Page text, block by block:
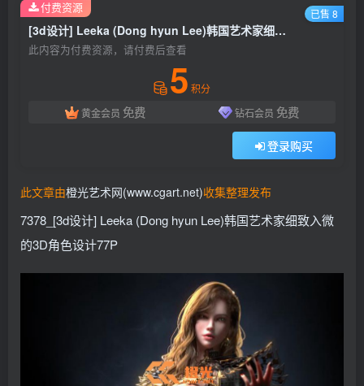
[3d设计] Leeka (Dong hyun Lee)韩国艺术家细致入微的3D角色设计77P
此内容为付费资源，请付费后查看
5 积分
黄金会员 免费 钻石会员 免费
登录购买
付费资源 已售 8
此文章由橙光艺术网(www.cgart.net)收集整理发布
7378_[3d设计] Leeka (Dong hyun Lee)韩国艺术家细致入微
的3D角色设计77P
登录
没有账号？立即注册
用户名/手机号/邮箱
登录密码
找回密码
登录
社交账号登录